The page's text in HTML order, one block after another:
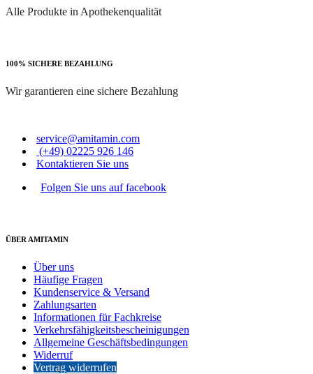
Alle Produkte in Apothekenqualität
100% SICHERE BEZAHLUNG
Wir garantieren eine sichere Bezahlung
service@amitamin.com
(+49) 02225 926 146
Kontaktieren Sie uns
Folgen Sie uns auf facebook
ÜBER AMITAMIN
Über uns
Häufige Fragen
Kundenservice & Versand
Zahlungsarten
Informationen für Fachkreise
Verkehrsfähigkeitsbescheinigungen
Allgemeine Geschäftsbedingungen
Widerruf
Vertrag widerrufen